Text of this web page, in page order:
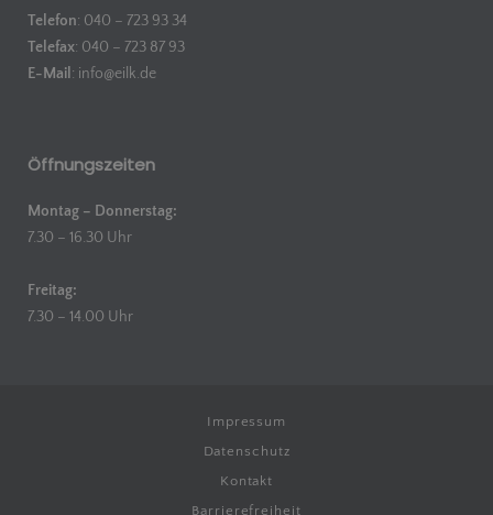
Telefon: 040 – 723 93 34
Telefax: 040 – 723 87 93
E-Mail: info@eilk.de
Öffnungszeiten
Montag – Donnerstag:
7.30 – 16.30 Uhr
Freitag:
7.30 – 14.00 Uhr
Impressum
Datenschutz
Kontakt
Barrierefreiheit